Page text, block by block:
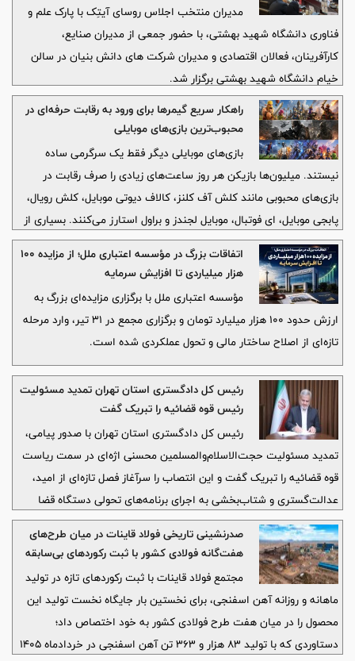
مدیران منتخب اجلاس روسای آیتِک با پارک علم و
فناوری دانشگاه شهید بهشتی، با حضور جمعی از مدیران صنایع،
کارآفرینان، فعالان اقتصادی و مدیران شرکت های دانش بنیان در سالن
خیام دانشگاه شهید بهشتی برگزار شد.
راهکار سریع گیمرها برای ورود به رقابت حرفه‌ای در
محبوب‌ترین بازی‌های موبایلی
بازی‌های موبایلی دیگر فقط یک سرگرمی ساده
نیستند. میلیون‌ها بازیکن هر روز ساعت‌های زیادی را صرف رقابت در
بازی‌های محبوبی مانند کلش آف کلنز، کالاف دیوتی موبایل، کلش رویال،
پابجی موبایل، ای فوتبال، موبایل لجندز و براول استارز می‌کنند. بسیاری از
گیمرها علاقه دارند بدون اتلاف زمان و عبور از مراحل ابتدایی، مستقیماً
وارد رقابت‌های جدی و سطح بالا شوند.
اتفاقات بزرگ در مؤسسه اعتباری ملل؛ از مزایده ۱۰۰
هزار میلیاردی تا افزایش سرمایه
مؤسسه اعتباری ملل با برگزاری مزایده‌ای بزرگ به
ارزش حدود ۱۰۰ هزار میلیارد تومان و برگزاری مجمع در ۳۱ تیر، وارد مرحله
تازه‌ای از اصلاح ساختار مالی و تحول عملکردی شده است.
رئیس کل دادگستری استان تهران تمدید مسئولیت
رئیس قوه قضائیه را تبریک گفت
رئیس کل دادگستری استان تهران با صدور پیامی،
تمدید مسئولیت حجت‌الاسلام‌والمسلمین محسنی اژه‌ای در سمت ریاست
قوه قضائیه را تبریک گفت و این انتصاب را سرآغاز فصل تازه‌ای از امید،
عدالت‌گستری و شتاب‌بخشی به اجرای برنامه‌های تحولی دستگاه قضا
دانست.
صدرنشینی تاریخی فولاد قاینات در میان طرح‌های
هفت‌گانه فولادی کشور با ثبت رکوردهای بی‌سابقه
تولید‌
مجتمع فولاد قاینات با ثبت رکوردهای تازه در تولید
ماهانه و روزانه آهن اسفنجی، برای نخستین بار جایگاه نخست تولید این
محصول را در میان هفت طرح فولادی کشور به خود اختصاص داد؛
دستاوردی که با تولید ۸۳ هزار و ۳۶۳ تن آهن اسفنجی در خردادماه ۱۴۰۵